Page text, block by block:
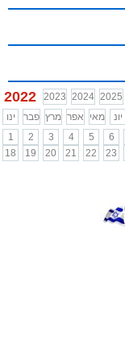
2022 2023 2024 2025
ינו
פבר מרץ אפר מאי יונ
1
2 3 4 5 6
18
19 20 21 22 23